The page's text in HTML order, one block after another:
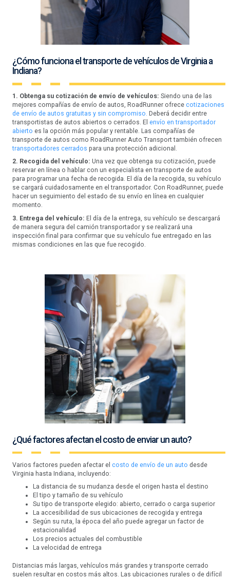
¿Cómo funciona el transporte de vehículos de Virginia a
Indiana?
1. Obtenga su cotización de envío de vehículos: Siendo una de las
mejores compañías de envío de autos, RoadRunner ofrece cotizaciones
de envío de autos gratuitas y sin compromiso. Deberá decidir entre
transportistas de autos abiertos o cerrados. El envío en transportador
abierto es la opción más popular y rentable. Las compañías de
transporte de autos como RoadRunner Auto Transport también ofrecen
transportadores cerrados para una protección adicional.
2. Recogida del vehículo: Una vez que obtenga su cotización, puede
reservar en línea o hablar con un especialista en transporte de autos
para programar una fecha de recogida. El día de la recogida, su vehículo
se cargará cuidadosamente en el transportador. Con RoadRunner, puede
hacer un seguimiento del estado de su envío en línea en cualquier
momento.
3. Entrega del vehículo: El día de la entrega, su vehículo se descargará
de manera segura del camión transportador y se realizará una
inspección final para confirmar que su vehículo fue entregado en las
mismas condiciones en las que fue recogido.
¿Qué factores afectan el costo de enviar un auto?
Varios factores pueden afectar el costo de envío de un auto desde
Virginia hasta Indiana, incluyendo:
La distancia de su mudanza desde el origen hasta el destino
El tipo y tamaño de su vehículo
Su tipo de transporte elegido: abierto, cerrado o carga superior
La accesibilidad de sus ubicaciones de recogida y entrega
Según su ruta, la época del año puede agregar un factor de
estacionalidad
Los precios actuales del combustible
La velocidad de entrega
Distancias más largas, vehículos más grandes y transporte cerrado
suelen resultar en costos más altos. Las ubicaciones rurales o de difícil